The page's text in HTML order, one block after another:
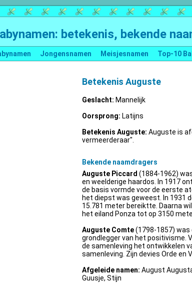
betekenis, bekende
Jongensnamen Meisjesnamen Top-10
Betekenis Auguste
Geslacht: Mannelijk
Oorsprong: Latijns
Betekenis Auguste: Auguste is
vermeerderaar".
Bekende naamdragers
Auguste Piccard (1884-1962)
en weelderige haardos. In 1917
de basis vormde voor de eerste
het diepst was geweest. In 1931
15.781 meter bereiktte. Daarna
het eiland Ponza tot op 3150
Auguste Comte(1798-1857) was
grondlegger van het positivisme.
de samenleving het ontwikkelen
samenleving. Zijn devies Orde en
Afgeleide namen: August
Guusje, Stijn